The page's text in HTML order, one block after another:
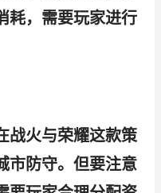
耗，需要玩家进行
战火与荣耀这款策
市防守。但要注意